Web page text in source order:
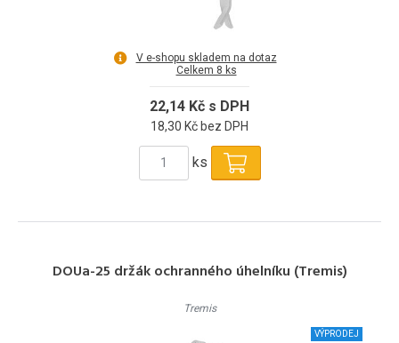
V e-shopu skladem na dotaz
Celkem 8 ks
22,14 Kč s DPH
18,30 Kč bez DPH
ks
DOUa-25 držák ochranného úhelníku (Tremis)
Tremis
VÝPRODEJ